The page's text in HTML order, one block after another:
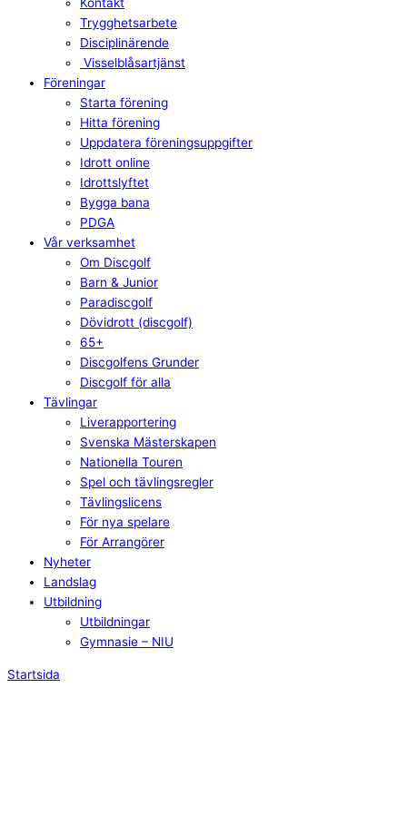
Trygghetsarbete
Disciplinärende
Visselblåsartjänst
Föreningar
Starta förening
Hitta förening
Uppdatera föreningsuppgifter
Idrott online
Idrottslyftet
Bygga bana
PDGA
Vår verksamhet
Om Discgolf
Barn & Junior
Paradiscgolf
Dövidrott (discgolf)
65+
Discgolfens Grunder
Discgolf för alla
Tävlingar
Liverapportering
Svenska Mästerskapen
Nationella Touren
Spel och tävlingsregler
Tävlingslicens
För nya spelare
För Arrangörer
Nyheter
Landslag
Utbildning
Utbildningar
Gymnasie – NIU
Startsida